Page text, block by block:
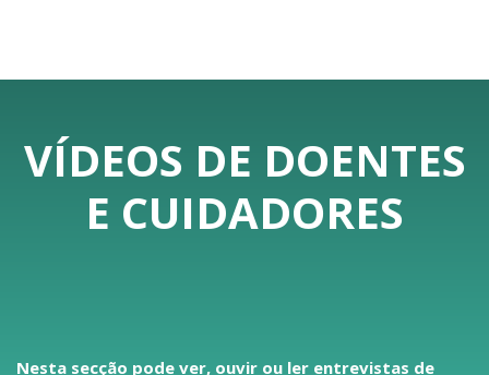
VÍDEOS DE DOENTES
E CUIDADORES
Nesta secção pode ver, ouvir ou ler entrevistas de